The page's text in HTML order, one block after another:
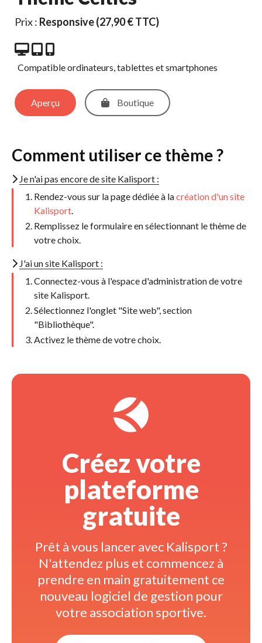
Prix : Responsive (27,90 € TTC)
Compatible ordinateurs, tablettes et smartphones
Aperçu Boutique
Comment utiliser ce thème ?
Je n'ai pas encore de site Kalisport :
Rendez-vous sur la page dédiée à lacréation d'un site
Kalisport.
Remplissez le formulaire en sélectionnant le thème de
votre choix.
J'ai un site Kalisport :
Connectez-vous à l'espace d'administration de votre
site Kalisport.
Sélectionnez l'onglet "Site web", section
"Bibliothèque".
Activez le thème de votre choix.
Créez votre
plateforme
gratuite
Prêt à vous lancer avec Kalisport ?
N'attendez plus et commencez à
prendre en main gratuitement ce
nouveau logiciel de gestion pour
votre association sportive.